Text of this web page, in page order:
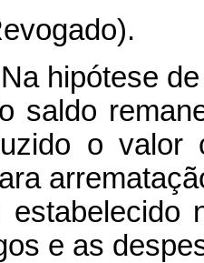
hipótese de
saldo
o valor
estabelecido
e as